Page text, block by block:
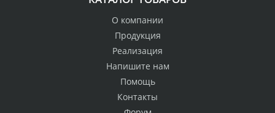
О компании
Продукция
Реализация
Напишите нам
Помощь
Контакты